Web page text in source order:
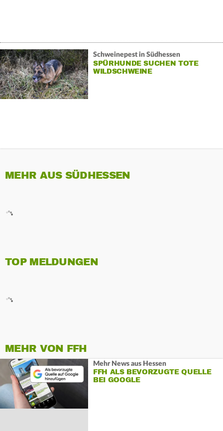
Schweinepest in Südhessen
SPÜRHUNDE SUCHEN TOTE
WILDSCHWEINE
MEHR AUS SÜDHESSEN
TOP MELDUNGEN
MEHR VON FFH
Mehr News aus Hessen
FFH ALS BEVORZUGTE QUELLE
BEI GOOGLE